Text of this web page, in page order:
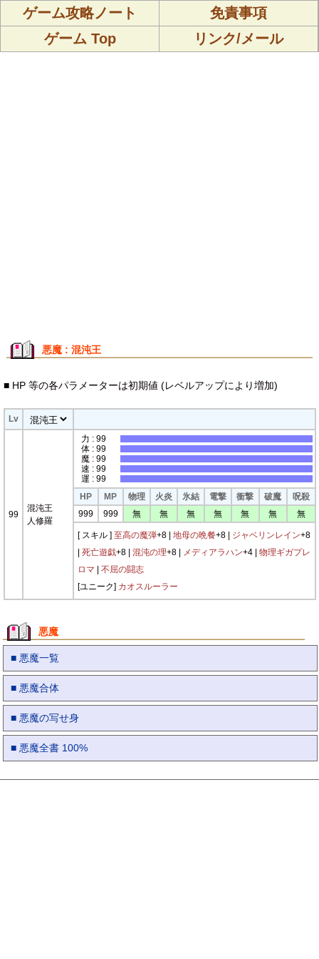
ゲーム攻略ノート
免責事項
ゲーム Top
リンク/メール
悪魔 : 混沌王
■ HP 等の各パラメーターは初期値 (レベルアップにより増加)
Lv
99
混沌王
人修羅
力 : 99
体 : 99
魔 : 99
速 : 99
運 : 99
HP
MP 物理 火炎 氷結 電撃 衝撃 破魔
呪殺
999
999 無 無 無 無 無 無 無
[ スキル ] 至高の魔弾+8 | 地母の晩餐+8 | ジャベリンレイン+8
死亡遊戯+8 | 混沌の理+8 | メディアラハン+4 | 物理ギガプレ
ロマ
不屈の闘志
[ユニーク] カオスルーラー
悪魔
■ 悪魔一覧
■ 悪魔合体
■ 悪魔の写せ身
■ 悪魔全書 100%